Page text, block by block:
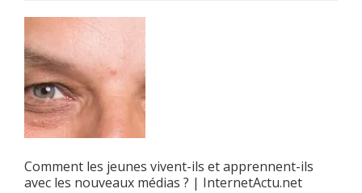
Comment les jeunes vivent-ils et apprennent-ils
avec les nouveaux médias ? | InternetActu.net